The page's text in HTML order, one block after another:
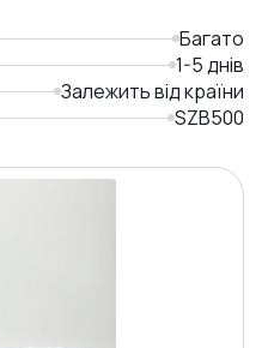
Багато
1-5 днів
Залежить від країни
SZB500